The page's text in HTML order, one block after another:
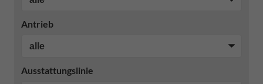
Antrieb
Ausstattungslinie